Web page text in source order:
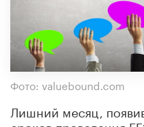
Фото: valuebound.com
Лишний месяц,